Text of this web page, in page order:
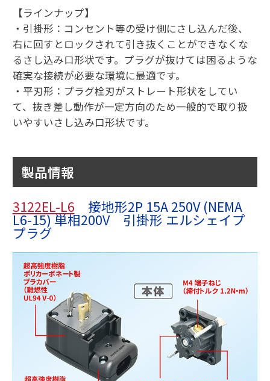
【ラインナップ】
・引掛形：コンセント等の受け側にさし込んだ後、
右に回すとロックされて引き抜くことができなくな
るさし込み口形状です。プラグが抜けては困るような
確実な接続が必要な環境に最適です。
・平刃形：プラグ栓刃がストレート形状をしてい
て、抜き差し動作が一定方向のため一般的で取り扱
いやすいさし込み口形状です。
製品情報
3122EL-L6 接地形2P 15A 250V (NEMA
L6-15) 単相200V 引掛形 エルシェイプ
プラグ